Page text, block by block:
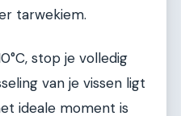
tarwekiem.
stop je volledig
van je vissen ligt
ideale moment is